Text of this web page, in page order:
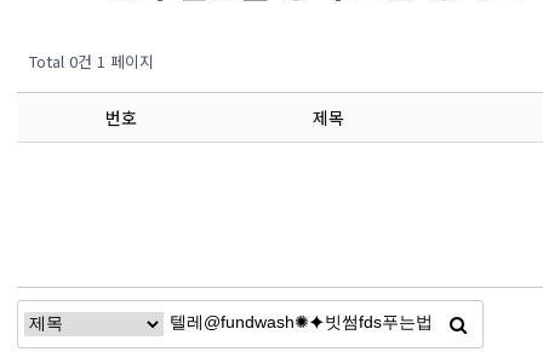
Total 0건 1 페이지
번호 제목